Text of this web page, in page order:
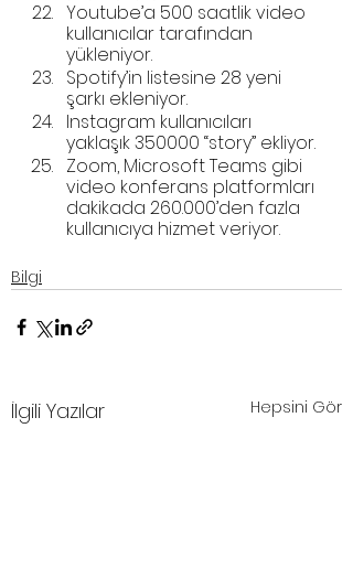
Youtube’a 500 saatlik video
kullanıcılar tarafından
yükleniyor.
Spotify’in listesine 28 yeni
şarkı ekleniyor.
Instagram kullanıcıları
yaklaşık 350000 “story” ekliyor.
Zoom, Microsoft Teams gibi
video konferans platformları
dakikada 260.000’den fazla
kullanıcıya hizmet veriyor.
Bilgi
İlgili Yazılar Hepsini Gör